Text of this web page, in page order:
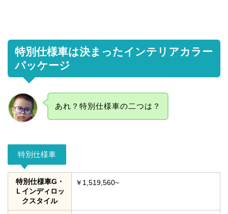
特別仕様車は決まったインテリアカラー
パッケージ
あれ？特別仕様車の二つは？
特別仕様車
特別仕様車G・
Ｌインディロッ
クスタイル
￥1,519,560~